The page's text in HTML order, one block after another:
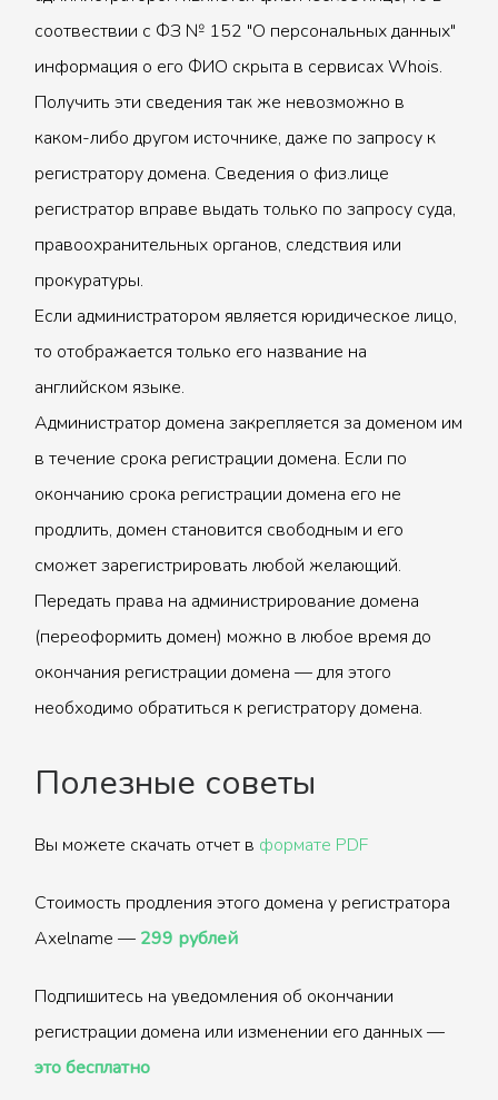
соотвествии с ФЗ № 152 "О персональных данных"
информация о его ФИО скрыта в сервисах Whois.
Получить эти сведения так же невозможно в
каком-либо другом источнике, даже по запросу к
регистратору домена. Сведения о физ.лице
регистратор вправе выдать только по запросу суда,
правоохранительных органов, следствия или
прокуратуры.
Если администратором является юридическое лицо,
то отображается только его название на
английском языке.
Администратор домена закрепляется за доменом им
в течение срока регистрации домена. Если по
окончанию срока регистрации домена его не
продлить, домен становится свободным и его
сможет зарегистрировать любой желающий.
Передать права на администрирование домена
(переоформить домен) можно в любое время до
окончания регистрации домена — для этого
необходимо обратиться к регистратору домена.
Полезные советы
Вы можете скачать отчет в формате PDF
Стоимость продления этого домена у регистратора
Axelname — 299 рублей
Подпишитесь на уведомления об окончании
регистрации домена или изменении его данных —
это бесплатно